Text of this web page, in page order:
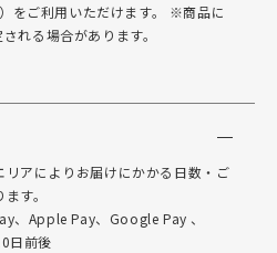
をご利用いただけます。 ※商品に
れる場合があります。
アによりお届けにかかる日数・ご
す。
、Apple Pay、Google Pay 、
日前後